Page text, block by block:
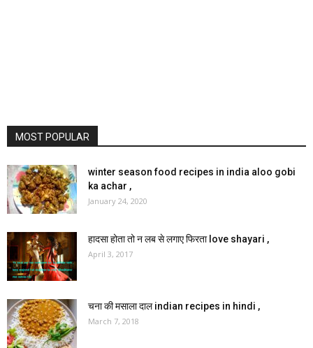
MOST POPULAR
winter season food recipes in india aloo gobi
ka achar ,
January 24, 2020
हादसा होता तो न लब से लगाए फिरता love shayari ,
April 3, 2017
चना की मसाला दाल indian recipes in hindi ,
March 7, 2018